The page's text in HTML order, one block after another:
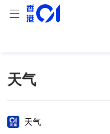
天气
天气